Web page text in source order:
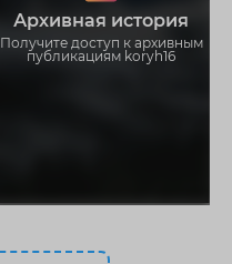
Архивная история
Получите доступ к архивным
публикациям koryh16
Загружайте истории без
ограничений